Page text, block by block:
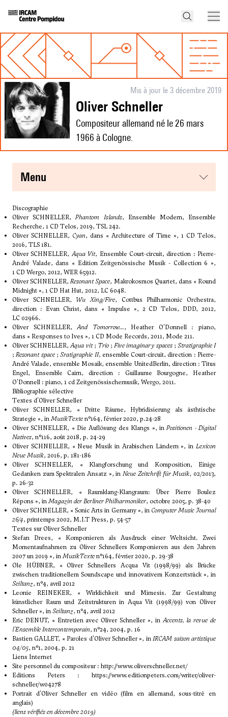
Mis à jour le 3 décembre 2019
Oliver Schneller
Compositeur allemand né le 26 mars
1966 à Cologne.
menu
Discographie
Oliver SCHNELLER,Phantom Islands, Ensemble Modern, Ensemble
Recherche, 1 CD Telos, 2019, TSL 242.
Oliver SCHNELLER, Cyan, dans « Architecture of Time », 1 CD Telos,
2016, TLS 181.
Oliver SCHNELLER,Aqua Vit, Ensemble Court-circuit, direction : Pierre-
André Valade, dans « Edition Zeitgenössische Musik - Collection 6 »,
1 CD Wergo, 2012, WER 65912.
Oliver SCHNELLER,Resonant Space, Makrokosmos Quartet, dans « Round
Midnight », 1 CD Hat Hut, 2012, LC 6048.
Oliver SCHNELLER, Wu Xing/Fire, Cottbus Philharmonic Orchestra,
direction : Evan Christ, dans « Impulse », 2 CD Telos, DDD, 2012,
LC 02966.
Oliver SCHNELLER,And Tomorrow..., Heather O'Donnell : piano,
dans « Responses to Ives », 1 CD Mode Records, 2011, Mode 211.
Oliver SCHNELLER,Aqua vit; Trio;Five imaginary spaces; Stratigraphie I
;Resonant space;Sratigraphie II, ensemble Court-circuit, direction : Pierre-
André Valade, ensemble Mosaik, ensemble UnitedBerlin, direction : Titus
Engel, Ensemble Cairn, direction : Guillaume Bourgogne, Heather
O'Donnell : piano, 1 cd Zeitgenössischemusik, Wergo, 2011.
Bibliographie sélective
Textes d'Oliver Schneller
Oliver SCHNELLER, « Dritte Räume, Hybridisierung als ästhtische
Strategie », inMusikTexten°164, février 2020, p.24-28
Oliver SCHNELLER, « Die Auflösung des Klangs », inPositionen - Digital
Natives, n°116, août 2018, p. 24-29
Oliver SCHNELLER, « Neue Musik in Arabischen Ländern », in Lexicon
Neue Musik, 2016, p. 181-186
Oliver SCHNELLER, « Klangforschung und Komposition, Einige
Gedanken zum Spektralen Ansatz », inNeue Zeitchrift für Musik, 02/2013,
p. 26-32
Oliver SCHNELLER, « Raumklang-Klangraum: Über Pierre Boulez
Répons », inMagazin der Berliner Philharmoniker, octobre 2005, p. 38-40
Oliver SCHNELLER, « Sonic Arts in Germany », in Computer Music Journal
26/4, printemps 2002, M.I.T Press, p. 54-57
Textes sur Oliver Schneller
Stefan Drees, « Komponieren als Ausdruck einer Weltsicht. Zwei
Momentaufnahmen zu Oliver Schnellers Komponieren aus den Jahren
2007 un 2019 », inMusikTexten°164, février 2020, p. 29-38
Ole HÜBNER, « Oliver Schnellers Acqua Vit (1998/99) als Brücke
zwischen traditionellem Soundscape und innovativem Konzertstück », in
Seiltanz, n°4, avril 2012
Leonie REINEKER, « Wirklichkeit und Mimesis. Zur Gestaltung
künstlicher Raum und Zeitstrukturen in Aqua Vit (1998/99) von Oliver
Schneller », inSeiltanz, n°4, avril 2012
Eric DENUT, « Entretien avec Oliver Schneller », inAccents, la revue de
l'Ensemble Intercontemporain, n°24, 2004, p. 16
Bastien GALLET, « Paroles d'Oliver Schneller », inIRCAM saison artistique
04/05, n°1, 2004, p. 21
Liens Internet
Site personnel du compositeur : http://www.oliverschneller.net/
Editions Peters : https://www.editionpeters.com/writer/oliver-
schneller/w04278
Portrait d'Oliver Schneller en vidéo(film en allemand, sous-titré en
anglais)
(liens vérifiés en décembre 2019)